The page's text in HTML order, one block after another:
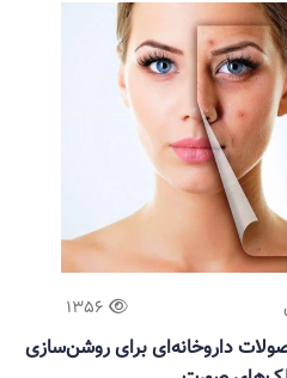
1356
داروخانه‌ای برای روشن‌سازی